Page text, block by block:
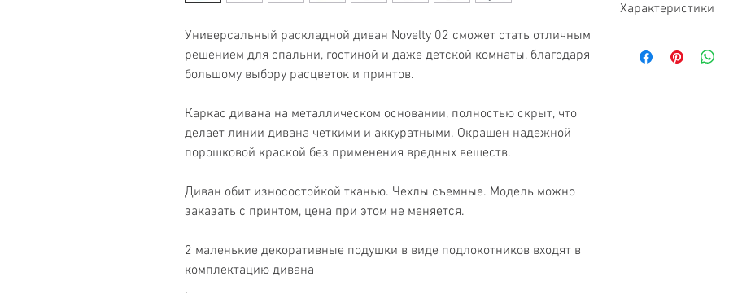
Универсальный раскладной диван Novelty 02 сможет стать отличным
решением для спальни, гостиной и даже детской комнаты, благодаря
большому выбору расцветок и принтов.
Каркас дивана на металлическом основании, полностью скрыт, что
делает линии дивана четкими и аккуратными. Окрашен надежной
порошковой краской без применения вредных веществ.
Диван обит износостойкой тканью. Чехлы съемные. Модель можно
заказать с принтом, цена при этом не меняется.
2 маленькие декоративные подушки в виде подлокотников входят в
комплектацию дивана
.
Характеристики
Размер